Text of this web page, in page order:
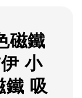
磁鐵
小
鐵 吸